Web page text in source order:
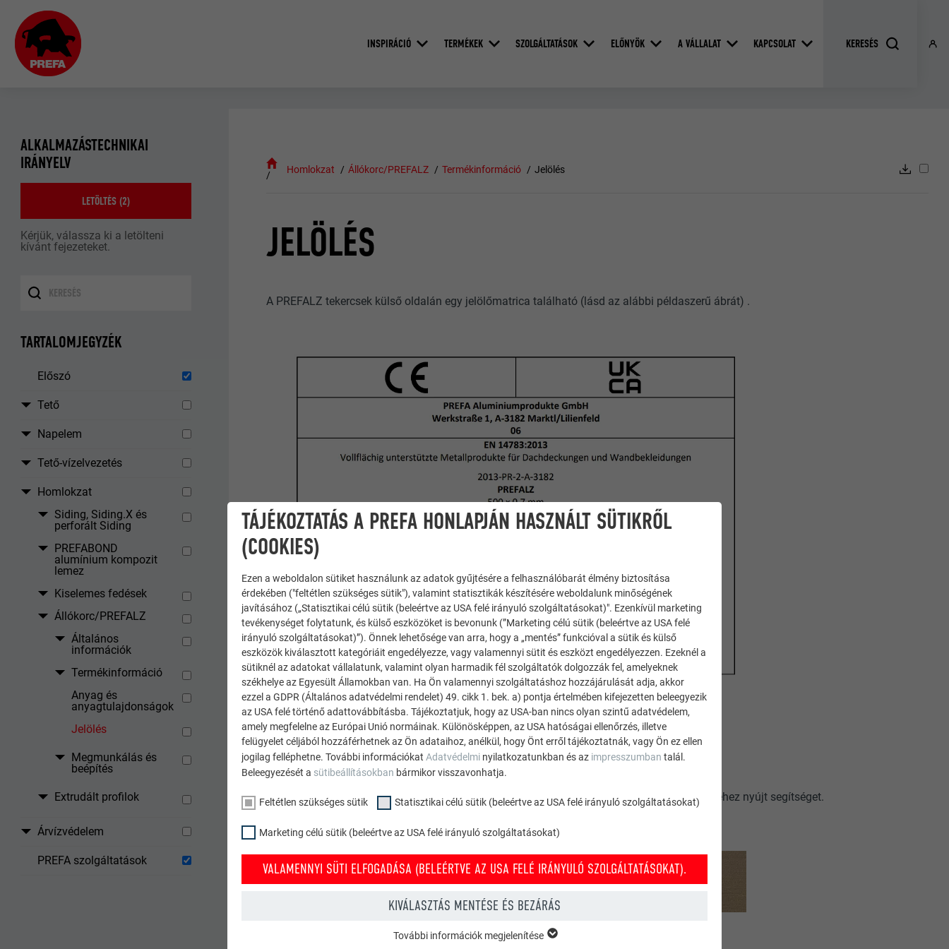
INSPIRÁCIÓ TERMÉKEK SZOLGÁLTATÁSOK ELŐNYÖK A VÁLLALAT KAPCSOLAT
ALKALMAZÁSTECHNIKAI
IRÁNYELV
LETÖLTÉS (2)
Kérjük, válassza ki a letölteni
kívánt fejezeteket.
TARTALOMJEGYZÉK
Előszó
Tető
Napelem
Tető-vízelvezetés
Homlokzat
Siding, Siding.X és
perforált Siding
PREFABOND
alumínium kompozit
lemez
Kiselemes fedések
Állókorc/PREFALZ
Általános
információk
Termékinformáció
Anyag és
anyagtulajdonságok
Jelölés
Megmunkálás és
beépítés
Extrudált profilok
Árvízvédelem
PREFA szolgáltatások
Homlokzat Állókorc/PREFALZ Termékinformáció Jelölés
JELÖLÉS
A PREFALZ tekercsek külső oldalán egy jelölőmatrica található (lásd az alábbi példaszerű ábrát) .
Felirat a PREFALZ tekercs külső oldalán
A tekercsek hátoldalán pedig egy ismétlődő motívummal ellátott felirat található (9. ábra).
A hátoldali felirat egységes fektetési irány betartásához és a gyártási tételek visszakövetéséhez nyújt segítséget.
Felirat a szalag hátoldalán
TÁJÉKOZTATÁS A PREFA HONLAPJÁN HASZNÁLT SÜTIKRŐL
(COOKIES)
Ezen a weboldalon sütiket használunk az adatok gyűjtésére a felhasználóbarát élmény biztosítása
érdekében ("feltétlen szükséges sütik"), valamint statisztikák készítésére weboldalunk minőségének
javításához („Statisztikai célú sütik (beleértve az USA felé irányuló szolgáltatásokat)". Ezenkívül marketing
tevékenységet folytatunk, és külső eszközöket is bevonunk (”Marketing célú sütik (beleértve az USA felé
irányuló szolgáltatásokat)”). Önnek lehetősége van arra, hogy a „mentés” funkcióval a sütik és külső
eszközök kiválasztott kategóriáit engedélyezze, vagy valamennyi sütit és eszközt engedélyezzen. Ezeknél a
sütiknél az adatokat vállalatunk, valamint olyan harmadik fél szolgáltatók dolgozzák fel, amelyeknek
székhelye az Egyesült Államokban van. Ha Ön valamennyi szolgáltatáshoz hozzájárulását adja, akkor
ezzel a GDPR (Általános adatvédelmi rendelet) 49. cikk 1. bek. a) pontja értelmében kifejezetten beleegyezik
az USA felé történő adattovábbításba. Tájékoztatjuk, hogy az USA-ban nincs olyan szintű adatvédelem,
amely megfelelne az Európai Unió normáinak. Különösképpen, az USA hatóságai ellenőrzés, illetve
felügyelet céljából hozzáférhetnek az Ön adataihoz, anélkül, hogy Önt erről tájékoztatnák, vagy Ön ez ellen
jogilag felléphetne. További információkat Adatvédelmi nyilatkozatunkban és az impresszumban talál.
Beleegyezését a sütibeállításokban bármikor visszavonhatja.
Feltétlen szükséges sütik Statisztikai célú sütik (beleértve az USA felé irányuló szolgáltatásokat)
Marketing célú sütik (beleértve az USA felé irányuló szolgáltatásokat)
VALAMENNYI SÜTI ELFOGADÁSA (BELEÉRTVE AZ USA FELÉ IRÁNYULÓ SZOLGÁLTATÁSOKAT).
KIVÁLASZTÁS MENTÉSE ÉS BEZÁRÁS
További információk megjelenítése